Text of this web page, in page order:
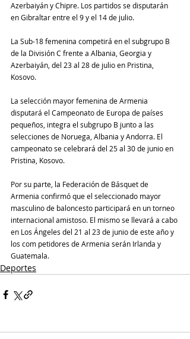
Azerbaiyán y Chipre. Los partidos se disputarán
en Gibraltar entre el 9 y el 14 de julio.
La Sub-18 femenina competirá en el subgrupo B
de la División C frente a Albania, Georgia y
Azerbaiyán, del 23 al 28 de julio en Pristina,
Kosovo.
La selección mayor femenina de Armenia
disputará el Campeonato de Europa de países
pequeños, integra el subgrupo B junto a las
selecciones de Noruega, Albania y Andorra. El
campeonato se celebrará del 25 al 30 de junio en
Pristina, Kosovo.
Por su parte, la Federación de Básquet de
Armenia confirmó que el seleccionado mayor
masculino de baloncesto participará en un torneo
internacional amistoso. El mismo se llevará a cabo
en Los Ángeles del 21 al 23 de junio de este año y
los com petidores de Armenia serán Irlanda y
Guatemala.
Deportes